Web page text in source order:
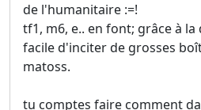
de l'humanitaire :=!
tf1, m6, e.. en font; grâce à
facile d'inciter de grosses
matoss.
tu comptes faire comment